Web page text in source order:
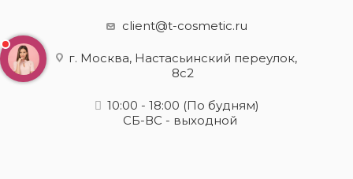
client@t-cosmetic.ru
г. Москва, Настасьинский переулок,
8с2
10:00 - 18:00 (По будням)
СБ-ВС - выходной